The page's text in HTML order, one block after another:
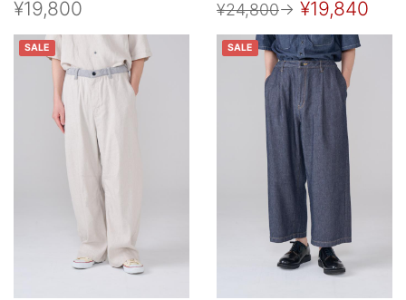
¥19,800 ¥24,800→ ¥19,840
SALE SALE